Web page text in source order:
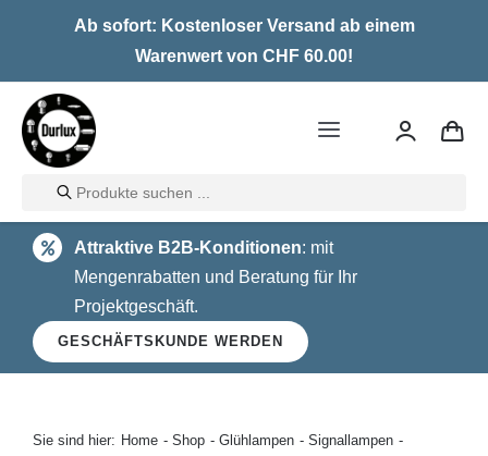
Ab sofort: Kostenloser Versand ab einem
Warenwert von CHF 60.00!
Toggle
Home
LED
Halogen
Glühlampen
Products
search
Attraktive B2B-Konditionen: mit
Mengenrabatten und Beratung für Ihr
Projektgeschäft.
GESCHÄFTSKUNDE WERDEN
Sie sind hier: Home Shop Glühlampen
Signallampen